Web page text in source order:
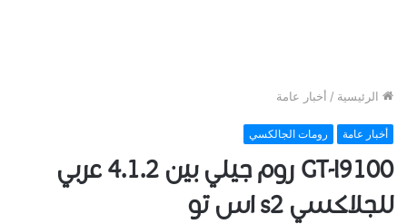
الرئيسية / أخبار عامة
أخبار عامة رومات الجالكسي
GT-I9100 روم جيلي بين 4.1.2 عربي
للجلاكسي s2 اس تو